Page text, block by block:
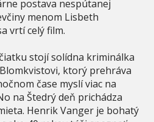
postava nespútanej
menom Lisbeth
vrtí celý film.
stojí solídna kriminálka
ktorý prehráva
čase myslí viac na
na Štedrý deň prichádza
Henrik Vanger je bohatý